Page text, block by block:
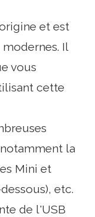
et est
Il
vous
cette
la
Mini et
etc.
de l'USB